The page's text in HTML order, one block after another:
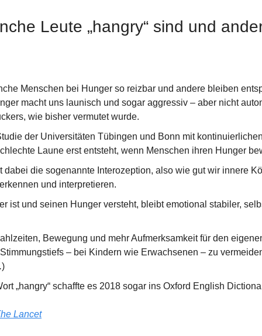
Leute „hangry“ sind und
Menschen bei Hunger so reizbar und andere bleiben
macht uns launisch und sogar aggressiv – aber nicht
wie bisher vermutet wurde.
der Universitäten Tübingen und Bonn mit
Laune erst entsteht, wenn Menschen ihren Hunger
dabei die sogenannte Interozeption, also wie gut wir innere
und interpretieren.
ist und seinen Hunger versteht, bleibt emotional stabiler,
Bewegung und mehr Aufmerksamkeit für den
– bei Kindern wie Erwachsenen – zu
)
„hangry“ schaffte es 2018 sogar ins Oxford English
Lancet